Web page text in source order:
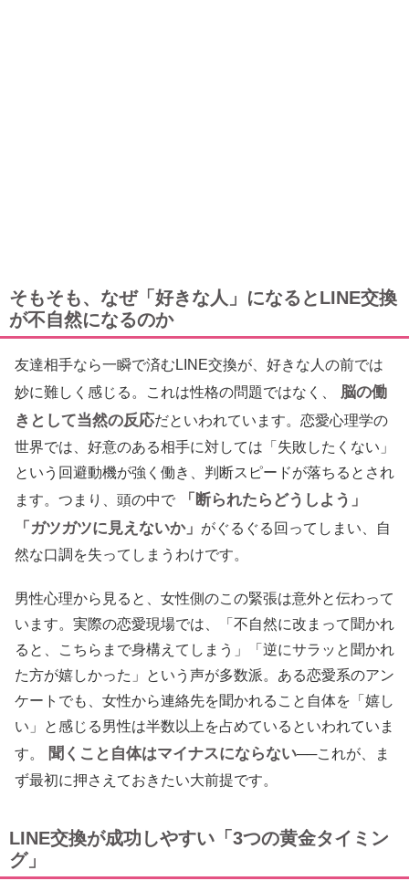
そもそも、なぜ「好きな人」になるとLINE交換
が不自然になるのか
友達相手なら一瞬で済むLINE交換が、好きな人の前では
妙に難しく感じる。これは性格の問題ではなく、
脳の働
きとして当然の反応だといわれています。恋愛心理学の
世界では、好意のある相手に対しては「失敗したくない」
という回避動機が強く働き、判断スピードが落ちるとされ
ます。つまり、頭の中で
「断られたらどうしよう」
「ガツガツに見えないか」 がぐるぐる回ってしまい、自
然な口調を失ってしまうわけです。
男性心理から見ると、女性側のこの緊張は意外と伝わって
います。実際の恋愛現場では、「不自然に改まって聞かれ
ると、こちらまで身構えてしまう」「逆にサラッと聞かれ
た方が嬉しかった」という声が多数派。ある恋愛系のアン
ケートでも、女性から連絡先を聞かれること自体を「嬉し
い」と感じる男性は半数以上を占めているといわれていま
す。
聞くこと自体はマイナスにならない──これが、ま
ず最初に押さえておきたい大前提です。
LINE交換が成功しやすい「3つの黄金タイミン
グ」